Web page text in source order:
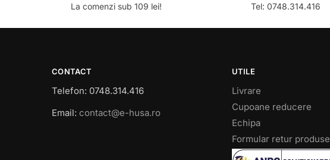
La comenzi sub 109 lei! Tel: 0748.314.416
CONTACT
Telefon: 0748.314.416
Email: contact@e-husa.ro
UTILE
Livrare
Cupoane reducere
Echipa
Formular retur produse